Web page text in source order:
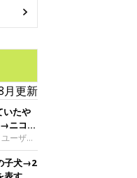
月更新
いたや
ニコニ
コに成
ーザー
ウェル
神楽ちゃ
子犬→2